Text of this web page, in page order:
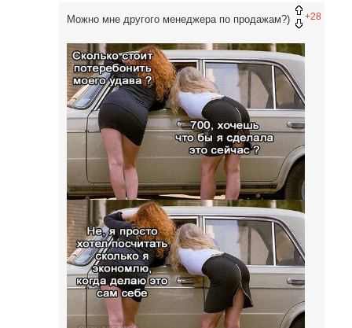
+28
Можно мне другого менеджера по продажам?)